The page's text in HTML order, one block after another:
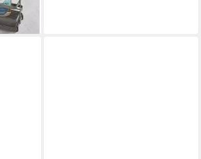
bei dir